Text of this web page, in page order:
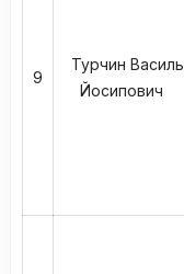
9
Турчин Василь
Йосипович